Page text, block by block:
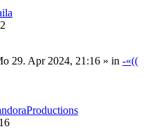
29. Apr 2024, 21:16 » in -«((